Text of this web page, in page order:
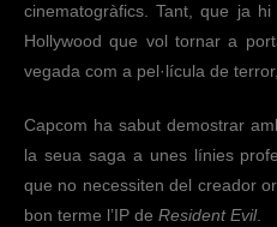
cinematogràfics. Tant, que ja
Hollywood que vol tornar a
vegada com a pel·lícula de
Capcom ha sabut demostrar
la seua saga a unes línies
que no necessiten del creador
bon terme l’IP de Resident Evil.